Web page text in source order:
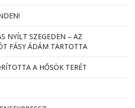
NYÍLT SZEGEDEN – AZ
FÁSY ÁDÁM TARTOTTA
A HŐSÖK TERÉT